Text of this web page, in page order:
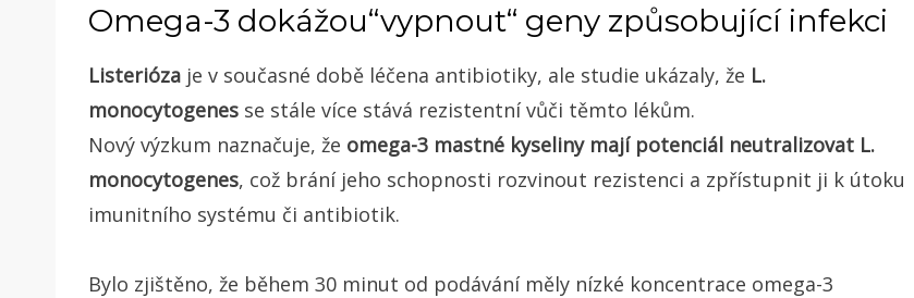
Omega-3 dokážou“vypnout“ geny způsobující infekci
Listerióza je v současné době léčena antibiotiky, ale studie ukázaly, že L.
monocytogenes se stále více stává rezistentní vůči těmto lékům.
Nový výzkum naznačuje, že omega-3 mastné kyseliny mají potenciál neutralizovat L.
monocytogenes, což brání jeho schopnosti rozvinout rezistenci a zpřístupnit ji k útoku
imunitního systému či antibiotik.
Bylo zjištěno, že během 30 minut od podávání měly nízké koncentrace omega-3